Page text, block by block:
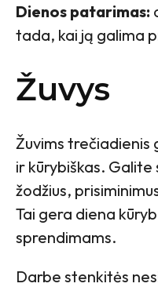
Dienos patarimas:
tada, kai ją galima
Žuvys
Žuvims trečiadienis
ir kūrybiškas.
žodžius,
Tai gera diena
sprendimams.
Darbe stenkitės